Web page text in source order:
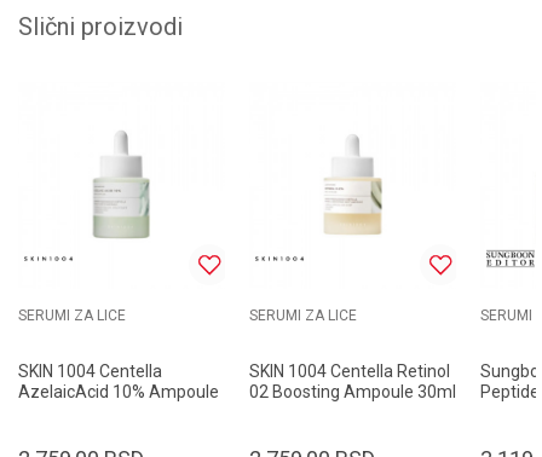
Slični proizvodi
SERUMI ZA LICE
SKIN 1004 Centella
AzelaicAcid 10% Ampoule
SERUMI ZA LICE
SKIN 1004 Centella Retinol
02 Boosting Ampoule 30ml
SERUMI